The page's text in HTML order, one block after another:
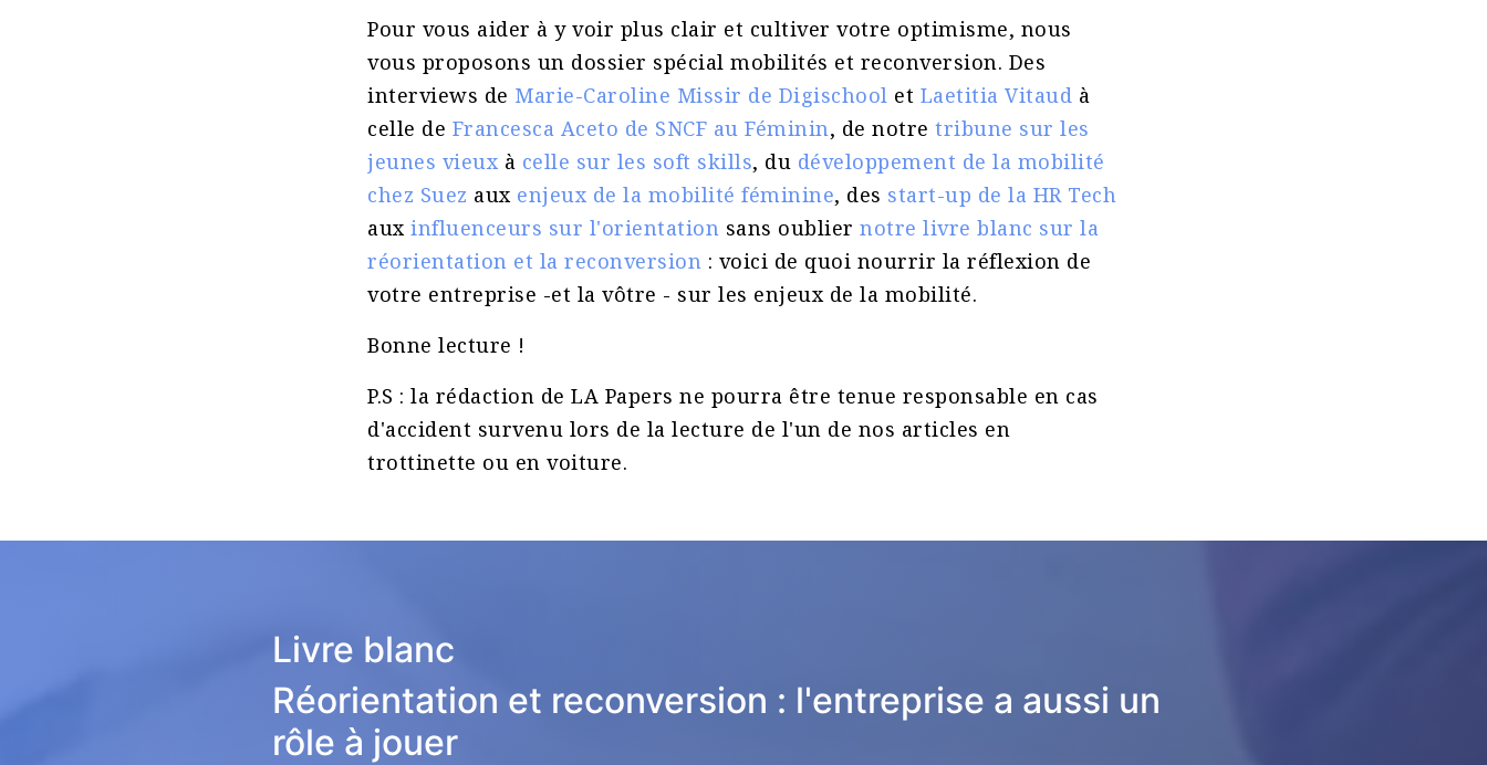
Pour vous aider à y voir plus clair et cultiver votre optimisme, nous
vous proposons un dossier spécial mobilités et reconversion. Des
interviews de Marie-Caroline Missir de Digischool et Laetitia Vitaud à
celle de Francesca Aceto de SNCF au Féminin, de notre tribune sur les
jeunes vieux à celle sur les soft skills, du développement de la mobilité
chez Suez aux enjeux de la mobilité féminine, des start-up de la HR Tech
aux influenceurs sur l'orientation sans oublier notre livre blanc sur la
réorientation et la reconversion : voici de quoi nourrir la réflexion de
votre entreprise -et la vôtre - sur les enjeux de la mobilité.
Bonne lecture !
P.S : la rédaction de LA Papers ne pourra être tenue responsable en cas
d'accident survenu lors de la lecture de l'un de nos articles en
trottinette ou en voiture.
Livre blanc
Réorientation et reconversion : l'entreprise a aussi un
rôle à jouer